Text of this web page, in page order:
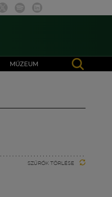
MÚZEUM
SZŰRŐK TÖRLÉSE